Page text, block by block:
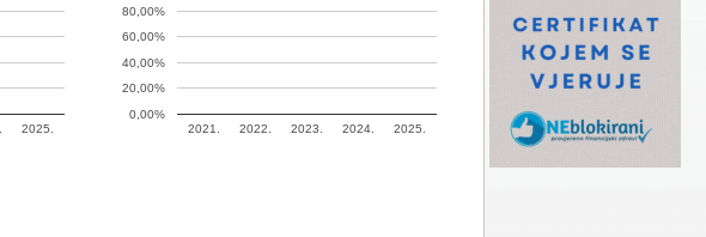
2025. 2021. 2022. 2023. 2024. 2025.
0,00%
20,00%
40,00%
60,00%
80,00%